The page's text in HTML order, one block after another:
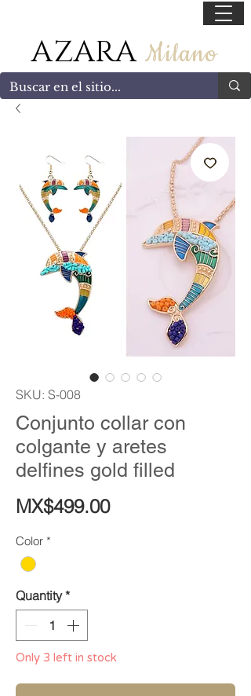
AZARA Milano
SKU: S-008
Conjunto collar con
colgante y aretes
delfines gold filled
MX$499.00Price
Color *
Quantity *
Only 3 left in stock